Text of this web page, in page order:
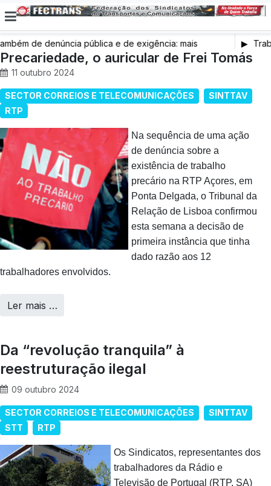
de denúncia pública e de exigência: mais
mais condições de trabalho e mais SNS
Precariedade, o auricular de Frei Tomás
11 outubro 2024
SECTOR CORREIOS E TELECOMUNICAÇÕES
SINTTAV
RTP
Na sequência de uma ação
de denúncia sobre a
existência de trabalho
precário na RTP Açores, em
Ponta Delgada, o Tribunal da
Relação de Lisboa confirmou
esta semana a decisão de
primeira instância que tinha
dado razão aos 12
trabalhadores envolvidos.
Ler mais …
Da “revolução tranquila” à
reestruturação ilegal
09 outubro 2024
SECTOR CORREIOS E TELECOMUNICAÇÕES
SINTTAV
STT
RTP
Os Sindicatos, representantes dos
trabalhadores da Rádio e
Televisão de Portugal (RTP, SA)